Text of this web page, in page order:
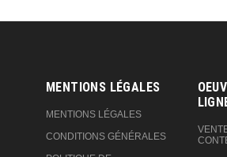
MENTIONS LÉGALES
MENTIONS LÉGALES
CONDITIONS GÉNÉRALES